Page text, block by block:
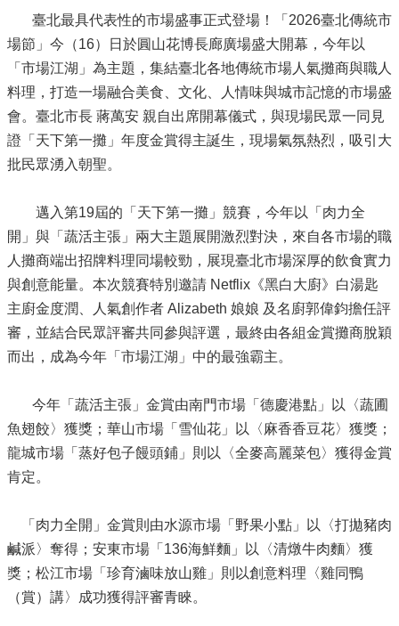
臺北最具代表性的市場盛事正式登場！「2026臺北傳統市
場節」今（16）日於圓山花博長廊廣場盛大開幕，今年以
「市場江湖」為主題，集結臺北各地傳統市場人氣攤商與職人
料理，打造一場融合美食、文化、人情味與城市記憶的市場盛
會。臺北市長 蔣萬安 親自出席開幕儀式，與現場民眾一同見
證「天下第一攤」年度金賞得主誕生，現場氣氛熱烈，吸引大
批民眾湧入朝聖。
邁入第19屆的「天下第一攤」競賽，今年以「肉力全
開」與「蔬活主張」兩大主題展開激烈對決，來自各市場的職
人攤商端出招牌料理同場較勁，展現臺北市場深厚的飲食實力
與創意能量。本次競賽特別邀請 Netflix《黑白大廚》白湯匙
主廚金度潤、人氣創作者 Alizabeth 娘娘 及名廚郭偉鈞擔任評
審，並結合民眾評審共同參與評選，最終由各組金賞攤商脫穎
而出，成為今年「市場江湖」中的最強霸主。
今年「蔬活主張」金賞由南門市場「德慶港點」以〈蔬圃
魚翅餃〉獲獎；華山市場「雪仙花」以〈麻香香豆花〉獲獎；
龍城市場「蒸好包子饅頭鋪」則以〈全麥高麗菜包〉獲得金賞
肯定。
「肉力全開」金賞則由水源市場「野果小點」以〈打拋豬肉
鹹派〉奪得；安東市場「136海鮮麵」以〈清燉牛肉麵〉獲
獎；松江市場「珍育滷味放山雞」則以創意料理〈雞同鴨
（賞）講〉成功獲得評審青睞。